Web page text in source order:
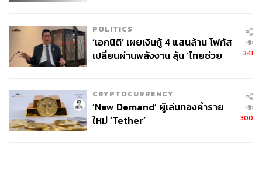
POLITICS
‘เอกนิติ’ เผยเงินกู้ 4 แสนล้าน โฟกัส
เปลี่ยนผ่านพลังงาน ลุ้น ‘ไทยช่วย
341
CRYPTOCURRENCY
‘New Demand’ ผู้เล่นทองคำราย
ใหม่ ‘Tether’
300